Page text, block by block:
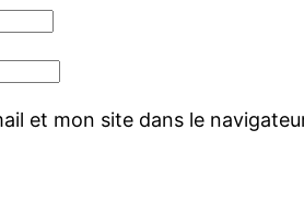
et mon site dans le